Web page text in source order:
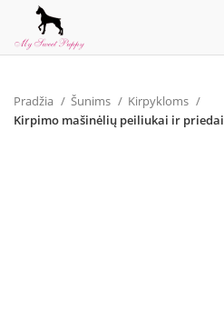
Pradžia Šunims
Kirpykloms
Kirpimo mašinėlių peiliukai ir priedai